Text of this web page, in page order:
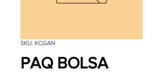
SKU: KCGAN
PAQ BOLSA